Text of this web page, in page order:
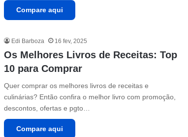
Compare aqui
Edi Barboza 16 fev, 2025
Os Melhores Livros de Receitas: Top
10 para Comprar
Quer comprar os melhores livros de receitas e
culinárias? Então confira o melhor livro com promoção,
descontos, ofertas e pgto…
Compare aqui